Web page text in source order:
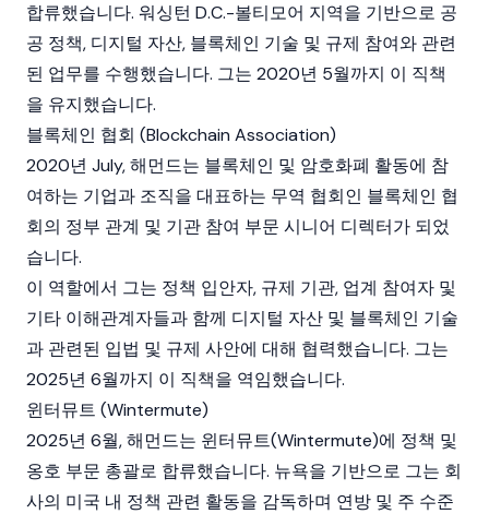
합류했습니다. 워싱턴 D.C.-볼티모어 지역을 기반으로 공
공 정책, 디지털 자산, 블록체인 기술 및 규제 참여와 관련
된 업무를 수행했습니다. 그는 2020년 5월까지 이 직책
을 유지했습니다.
블록체인 협회 (Blockchain Association)
2020년 July, 해먼드는 블록체인 및 암호화폐 활동에 참
여하는 기업과 조직을 대표하는 무역 협회인 블록체인 협
회의 정부 관계 및 기관 참여 부문 시니어 디렉터가 되었
습니다.
이 역할에서 그는 정책 입안자, 규제 기관, 업계 참여자 및
기타 이해관계자들과 함께 디지털 자산 및 블록체인 기술
과 관련된 입법 및 규제 사안에 대해 협력했습니다. 그는
2025년 6월까지 이 직책을 역임했습니다.
윈터뮤트 (Wintermute)
2025년 6월, 해먼드는 윈터뮤트(Wintermute)에 정책 및
옹호 부문 총괄로 합류했습니다. 뉴욕을 기반으로 그는 회
사의 미국 내 정책 관련 활동을 감독하며 연방 및 주 수준